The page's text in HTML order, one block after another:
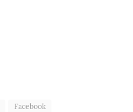
Facebook